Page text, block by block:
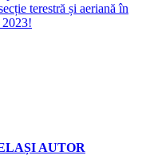
terestră și aeriană în
AUTOR